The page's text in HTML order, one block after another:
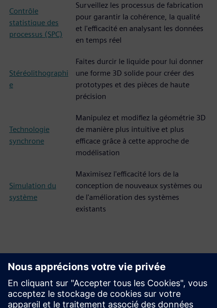
Contrôle
statistique des
processus (SPC)
Surveillez les processus de fabrication
pour garantir la cohérence, la qualité
et l'efficacité en analysant les données
en temps réel
Stéréolithographi
e
Faites durcir le liquide pour lui donner
une forme 3D solide pour créer des
prototypes et des pièces de haute
précision
Technologie
synchrone
Manipulez et modifiez la géométrie 3D
de manière plus intuitive et plus
efficace grâce à cette approche de
modélisation
Simulation du
système
Maximisez l'efficacité lors de la
conception de nouveaux systèmes ou
de l'amélioration des systèmes
existants
V-Z
Photopolymérisa
tion en cuve
Utiliser de la résine durcie pour
produire des pièces en 3D